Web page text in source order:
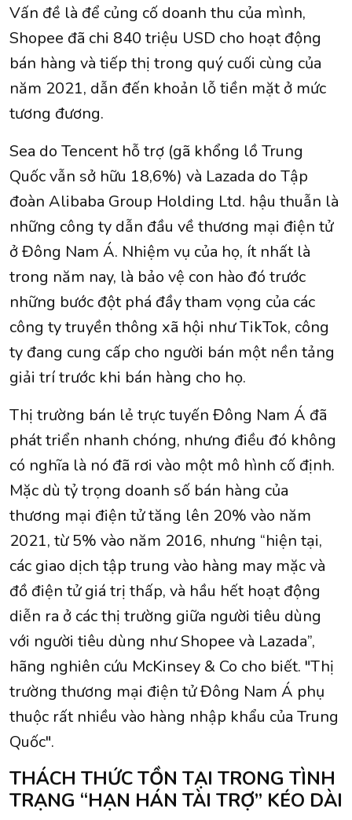
Vấn đề là để củng cố doanh thu của mình,
Shopee đã chi 840 triệu USD cho hoạt động
bán hàng và tiếp thị trong quý cuối cùng của
năm 2021, dẫn đến khoản lỗ tiền mặt ở mức
tương đương.
Sea do Tencent hỗ trợ (gã khổng lồ Trung
Quốc vẫn sở hữu 18,6%) và Lazada do Tập
đoàn Alibaba Group Holding Ltd. hậu thuẫn là
những công ty dẫn đầu về thương mại điện tử
ở Đông Nam Á. Nhiệm vụ của họ, ít nhất là
trong năm nay, là bảo vệ con hào đó trước
những bước đột phá đầy tham vọng của các
công ty truyền thông xã hội như TikTok, công
ty đang cung cấp cho người bán một nền tảng
giải trí trước khi bán hàng cho họ.
Thị trường bán lẻ trực tuyến Đông Nam Á đã
phát triển nhanh chóng, nhưng điều đó không
có nghĩa là nó đã rơi vào một mô hình cố định.
Mặc dù tỷ trọng doanh số bán hàng của
thương mại điện tử tăng lên 20% vào năm
2021, từ 5% vào năm 2016, nhưng “hiện tại,
các giao dịch tập trung vào hàng may mặc và
đồ điện tử giá trị thấp, và hầu hết hoạt động
diễn ra ở các thị trường giữa người tiêu dùng
với người tiêu dùng như Shopee và Lazada”,
hãng nghiên cứu McKinsey & Co cho biết. "Thị
trường thương mại điện tử Đông Nam Á phụ
thuộc rất nhiều vào hàng nhập khẩu của Trung
Quốc".
THÁCH THỨC TỒN TẠI TRONG TÌNH
TRẠNG “HẠN HÁN TÀI TRỢ” KÉO DÀI